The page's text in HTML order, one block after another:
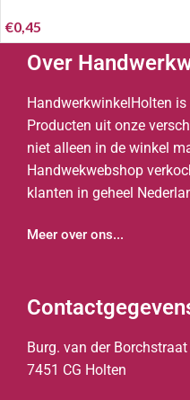
€0,45
Over
HandwerkwinkelHolten
Producten uit onze
niet alleen in de winkel
Handwekwebshop
klanten in geheel
Meer over ons...
Burg. van der
7451 CG Holten